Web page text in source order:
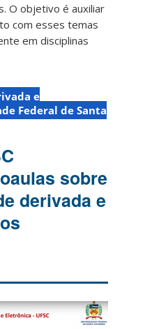
O objetivo é auxiliar
com esses temas
em disciplinas
e
Federal de Santa
sobre
derivada e